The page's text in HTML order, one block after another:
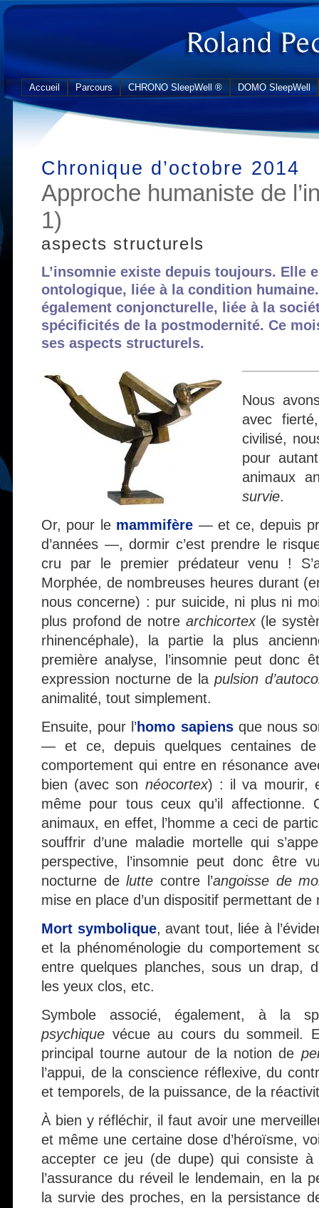
Accueil Parcours CHRONO SleepWell ® DOMO SleepWell
Chronique d’octobre 2014
Approche humaniste de
1)
aspects structurels
L’insomnie existe depuis toujours. Elle
ontologique, liée à la condition
également conjoncturelle, liée à la
spécificités de la postmodernité. Ce
ses aspects structurels.
Nous
avec
civilisé,
pour
animaux
survie.
Or, pour le mammifère — et ce, depuis
d’années —, dormir c’est prendre le
cru par le premier prédateur venu !
Morphée, de nombreuses heures durant
nous concerne) : pur suicide, ni plus ni
plus profond de notre archicortex(le
rhinencéphale), la partie la plus
première analyse, l’insomnie peut donc
expression nocturne de lapulsion
animalité, tout simplement.
Ensuite, pour l’homo sapiensque nous
— et ce, depuis quelques centaines
comportement qui entre en résonance
bien (avec son néocortex) : il va mourir,
même pour tous ceux qu’il affectionne.
animaux, en effet, l’homme a ceci de
souffrir d’une maladie mortelle qui
perspective, l’insomnie peut donc être
nocturne delutte contre l’angoisse de
mise en place d’un dispositif permettant
Mort symbolique, avant tout, liée à
et la phénoménologie du comportement
entre quelques planches, sous un drap,
les yeux clos, etc.
Symbole associé, également, à la
psychique vécue au cours du sommeil.
principal tourne autour de la notion de
l’appui, de la conscience réflexive, du
et temporels, de la puissance, de la
À bien y réfléchir, il faut avoir une
et même une certaine dose d’héroïsme,
accepter ce jeu (de dupe) qui consiste à
l’assurance du réveil le lendemain, en la
la survie des proches, en la persistance